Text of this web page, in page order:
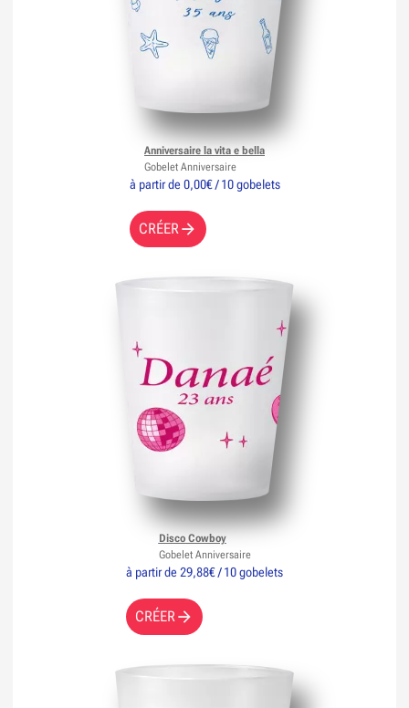
à partir de 0,00€ / 10 gobelets
CRÉER
Anniversaire la vita e bella
Gobelet Anniversaire
à partir de 29,88€ / 10 gobelets
CRÉER
Disco Cowboy
Gobelet Anniversaire